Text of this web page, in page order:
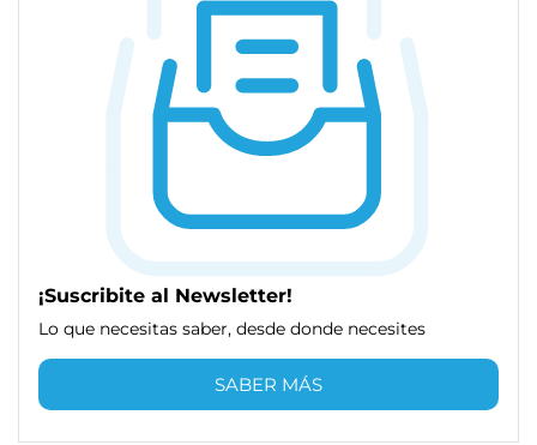
¡Suscribite al Newsletter!
Lo que necesitas saber, desde donde necesites
SABER MÁS